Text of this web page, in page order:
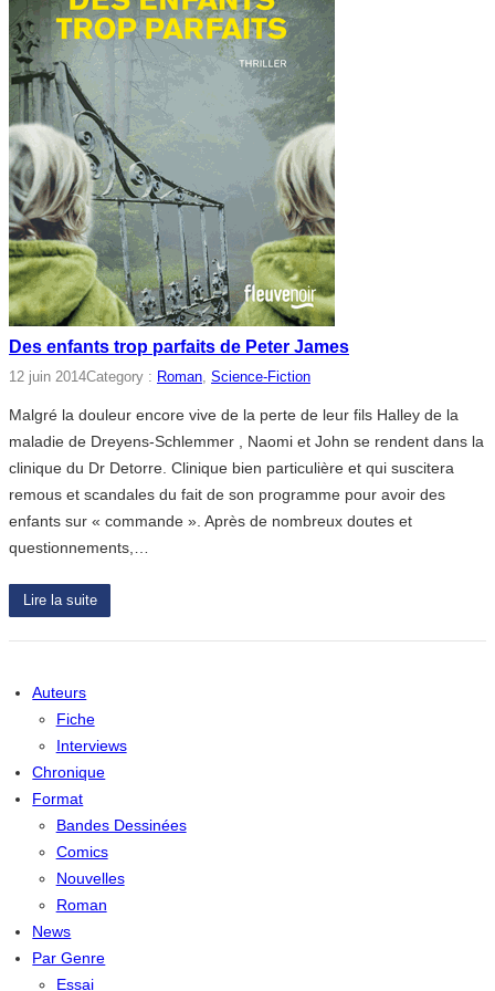
Des enfants trop parfaits de Peter James
12 juin 2014Category : Roman, Science-Fiction
Malgré la douleur encore vive de la perte de leur fils Halley de la
maladie de Dreyens-Schlemmer , Naomi et John se rendent dans la
clinique du Dr Detorre. Clinique bien particulière et qui suscitera
remous et scandales du fait de son programme pour avoir des
enfants sur « commande ». Après de nombreux doutes et
questionnements,…
Lire la suite
Auteurs
Fiche
Interviews
Chronique
Format
Bandes Dessinées
Comics
Nouvelles
Roman
News
Par Genre
Essai